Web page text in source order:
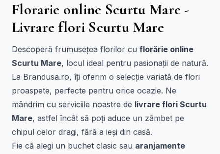
Florarie online Scurtu Mare -
Livrare flori Scurtu Mare
Descoperă frumusețea florilor cu florărie online
Scurtu Mare, locul ideal pentru pasionații de natură.
La Brandusa.ro, îți oferim o selecție variată de flori
proaspete, perfecte pentru orice ocazie. Ne
mândrim cu serviciile noastre de livrare flori Scurtu
Mare, astfel încât să poți aduce un zâmbet pe
chipul celor dragi, fără a ieși din casă.
Fie că alegi un buchet clasic sau aranjamente